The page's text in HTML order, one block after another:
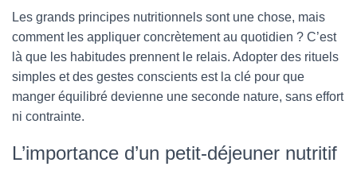
Les grands principes nutritionnels sont une chose, mais
comment les appliquer concrètement au quotidien ? C’est
là que les habitudes prennent le relais. Adopter des rituels
simples et des gestes conscients est la clé pour que
manger équilibré devienne une seconde nature, sans effort
ni contrainte.
L’importance d’un petit-déjeuner nutritif